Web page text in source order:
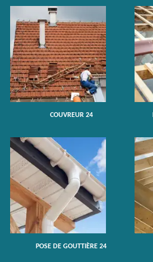
COUVREUR 24
POSE DE GOUTTIÈRE 24